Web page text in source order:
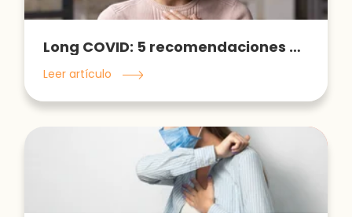
Long COVID: 5 recomendaciones para mejorar tu estado de ánimo
Leer artículo